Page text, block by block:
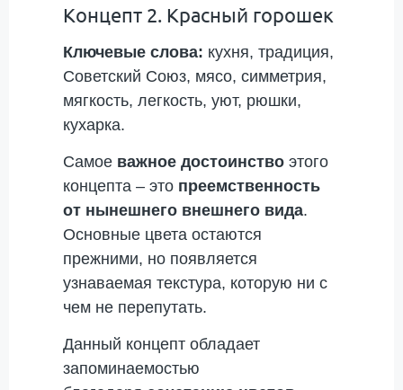
Концепт 2. Красный горошек
Ключевые слова: кухня, традиция,
Советский Союз, мясо, симметрия,
мягкость, легкость, уют, рюшки,
кухарка.
Самое важное достоинство этого
концепта – это преемственность
от нынешнего внешнего вида.
Основные цвета остаются
прежними, но появляется
узнаваемая текстура, которую ни с
чем не перепутать.
Данный концепт обладает
запоминаемостью